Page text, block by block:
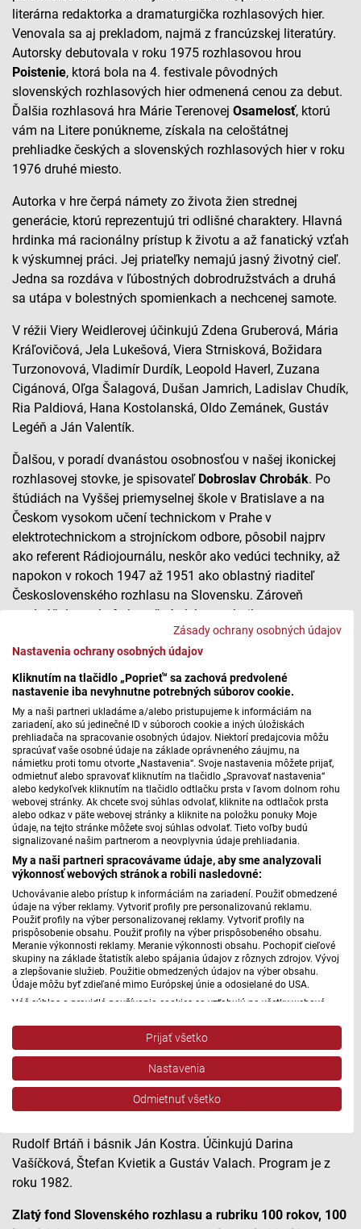
Zásady ochrany osobných údajov
Nastavenia ochrany osobných údajov
Kliknutím na tlačidlo „Poprieť“ sa zachová predvolené
nastavenie iba nevyhnutne potrebných súborov cookie.
My a naši partneri ukladáme a/alebo pristupujeme k informáciám na
zariadení, ako sú jedinečné ID v súboroch cookie a iných úložiskách
prehliadača na spracovanie osobných údajov. Niektorí predajcovia môžu
spracúvať vaše osobné údaje na základe oprávneného záujmu, na
námietku proti tomu otvorte „Nastavenia“. Svoje nastavenia môžete prijať,
odmietnuť alebo spravovať kliknutím na tlačidlo „Spravovať nastavenia“
alebo kedykoľvek kliknutím na tlačidlo odtlačku prsta v ľavom dolnom rohu
webovej stránky. Ak chcete svoj súhlas odvolať, kliknite na odtlačok prsta
alebo odkaz v päte webovej stránky a kliknite na položku ponuky Moje
údaje, na tejto stránke môžete svoj súhlas odvolať. Tieto voľby budú
signalizované našim partnerom a neovplyvnia údaje prehliadania.
My a naši partneri spracovávame údaje, aby sme analyzovali
výkonnosť webových stránok a robili nasledovné:
Uchovávanie alebo prístup k informáciám na zariadení. Použiť obmedzené
údaje na výber reklamy. Vytvoriť profily pre personalizovanú reklamu.
Použiť profily na výber personalizovanej reklamy. Vytvoriť profily na
prispôsobenie obsahu. Použiť profily na výber prispôsobeného obsahu.
Meranie výkonnosti reklamy. Meranie výkonnosti obsahu. Pochopiť cieľové
skupiny na základe štatistík alebo spájania údajov z rôznych zdrojov. Vývoj
a zlepšovanie služieb. Použitie obmedzených údajov na výber obsahu.
Údaje môžu byť zdieľané mimo Európskej únie a odosielané do USA.
Váš súhlas a pravidlá používania cookies sa vzťahujú na všetky webové
Stred, Rádio Regina Západ, Rádio Patria, Rádio Devín, RTVS, Hudobné
pozdravy, Rádio Slovensko, RSI Francais, RSI English, RSI Slovensky, Rádio
Junior, RSI, Rádio Regina Východ, Rádio_FM, RSI Espanol, NEV.
Zobraziť zoznam partnerov (1 predajcovia IAB)
Vaše údaje používame na nasledujúce účely:
Uchovávanie alebo prístup k informáciám na
zariadení
Použiť obmedzené údaje na výber reklamy
Vytvoriť profily pre personalizovanú reklamu
Prijať všetko
Nastavenia
Odmietnuť všetko
literárna redaktorka a dramaturgička rozhlasových hier.
Venovala sa aj prekladom, najmä z francúzskej literatúry.
Autorsky debutovala v roku 1975 rozhlasovou hrou
Poistenie, ktorá bola na 4. festivale pôvodných
slovenských rozhlasových hier odmenená cenou za debut.
Ďalšia rozhlasová hra Márie Terenovej Osamelosť, ktorú
vám na Litere ponúkneme, získala na celoštátnej
prehliadke českých a slovenských rozhlasových hier v roku
1976 druhé miesto.
Autorka v hre čerpá námety zo života žien strednej
generácie, ktorú reprezentujú tri odlišné charaktery. Hlavná
hrdinka má racionálny prístup k životu a až fanatický vzťah
k výskumnej práci. Jej priateľky nemajú jasný životný cieľ.
Jedna sa rozdáva v ľúbostných dobrodružstvách a druhá
sa utápa v bolestných spomienkach a nechcenej samote.
V réžii Viery Weidlerovej účinkujú Zdena Gruberová, Mária
Kráľovičová, Jela Lukešová, Viera Strnisková, Božidara
Turzonovová, Vladimír Durdík, Leopold Haverl, Zuzana
Cigánová, Oľga Šalagová, Dušan Jamrich, Ladislav Chudík,
Ria Paldiová, Hana Kostolanská, Oldo Zemánek, Gustáv
Legéň a Ján Valentík.
Ďalšou, v poradí dvanástou osobnosťou v našej ikonickej
rozhlasovej stovke, je spisovateľ Dobroslav Chrobák. Po
štúdiách na Vyššej priemyselnej škole v Bratislave a na
Českom vysokom učení technickom v Prahe v
elektrotechnickom a strojníckom odbore, pôsobil najprv
ako referent Rádiojournálu, neskôr ako vedúci techniky, až
napokon v rokoch 1947 až 1951 ako oblastný riaditeľ
Československého rozhlasu na Slovensku. Zároveň
prednášal vysokofrekvenčnú elektrotechniku a
elektroakustiku na Slovenskej vysokej škole technickej. V
roku 1941 vypracoval projekt na stavbu rozhlasovej
budovy v Prešove a po druhej svetovej vojne viedol
technickú rekonštrukciu rozhlasu.
Ako jeden z hlavných predstaviteľov lyrizovanej prózy patrí
Dobroslav Chrobák medzi najvýraznejšie osobnosti
modernej slovenskej literatúry. Okrem toho napísal jednu z
prvých príručiek o slovenských spisovateľochRukoväť dejín
slovenskej literatúrya spolupracoval naSlovenskom
náučnom slovníku.Krátko pred smrťou, ktorá prišla už vo
veku 44 rokov, mu bola udelená profesúra, ale titul si už
nestihol prevziať.
Hoci sa Dobroslav Chrobák zaslúžil o modernizáciu
technického rozhlasového zariadenia a o zavedenie
nahrávacích prístrojov, v našom rozhlasovom archíve sa
nezachoval jeho hlas. Aj tento paradox viedol redaktora a
básnika Jozefa Čertíka, aby svoju rozhlasovú kompozíciu o
jeho živote a diele nazvalHlas, ktorý stále znie.Veď jeho
čítania či alebo ako rozhlasové dramatizácie:Drak sa
vracia, Poviestka, Návrat Ondreja Baláža, Duo Charlie,
Učenlivá Mária a starostlivá Marta
Vypočujte si na Litere reláciu z cykluStretnutie s umením,
v ktorej vám Dobroslava Chrobáka bližšie predstavia jeho
Rudolf Brtáň i básnik Ján Kostra. Účinkujú Darina
Vašíčková, Štefan Kvietik a Gustáv Valach. Program je z
roku 1982.
Zlatý fond Slovenského rozhlasu a rubriku 100 rokov, 100